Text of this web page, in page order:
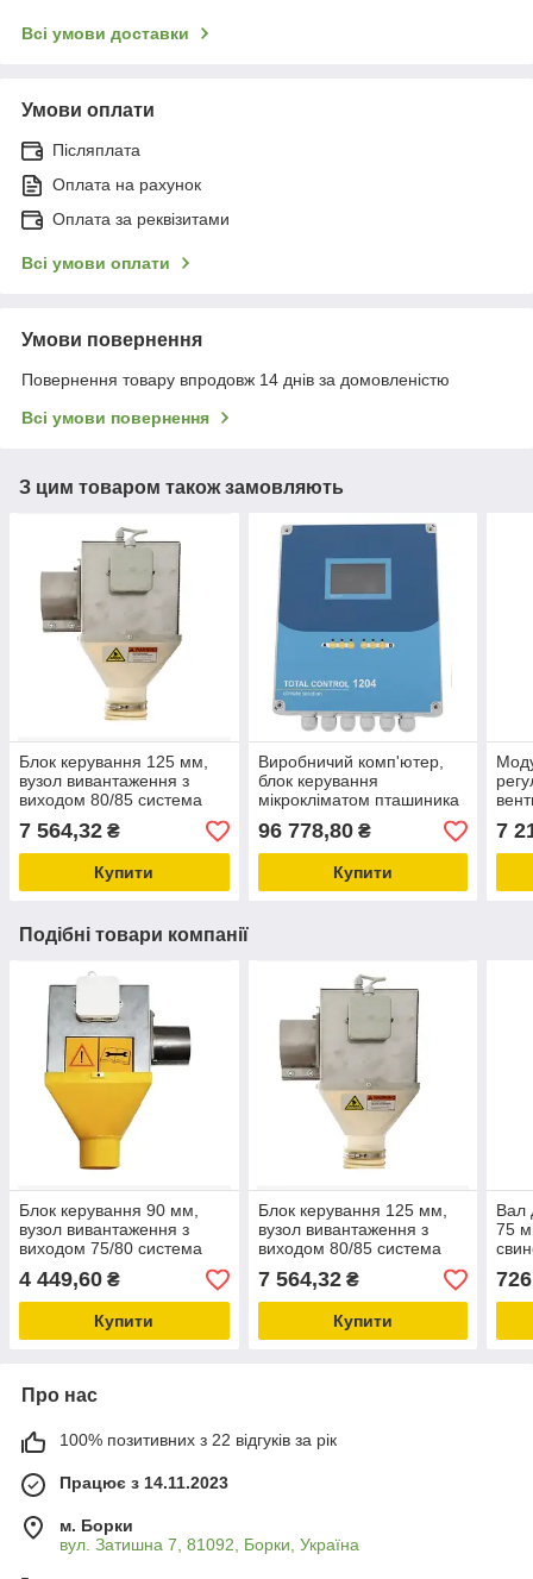
Всі умови доставки
Умови оплати
Післяплата
Оплата на рахунок
Оплата за реквізитами
Всі умови оплати
Умови повернення
Повернення товару впродовж 14 днів за домовленістю
Всі умови повернення
З цим товаром також замовляють
Блок керування 125 мм,
вузол вивантаження з
виходом 80/85 система
годування свиней,
обладнання для
свинарників
7 564,32 ₴
Купити
Виробничий комп'ютер,
блок керування
мікрокліматом пташиника
TOTAL CONTROL 1204
96 778,80₴
Купити
7
Подібні товари компанії
Блок керування 90 мм,
вузол вивантаження з
виходом 75/80 система
обладнання для
свинарників
4 449,60 ₴
Купити
Блок керування 125 мм,
вузол вивантаження з
виходом 80/85 система
обладнання для
свинарників
7 564,32₴
Купити
Вал
75
Про нас
100% позитивних з 22 відгуків за рік
Працює з 14.11.2023
м. Борки
вул. Затишна 7, 81092, Борки, Україна